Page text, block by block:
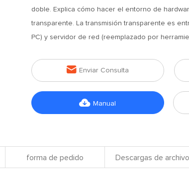
doble. Explica cómo hacer el entorno de
transparente. La transmisión transparente es
PC) y servidor de red (reemplazado por
 Enviar Consulta
 Manual
forma de pedido Descargas de